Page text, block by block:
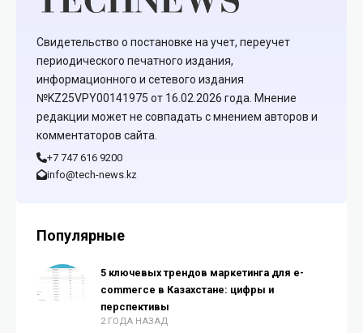
Свидетельство о постановке на учет, переучет
периодического печатного издания,
информационного и сетевого издания
№KZ25VPY00141975 от 16.02.2026 года. Мнение
редакции может не совпадать с мнением авторов и
комментаторов сайта.
+7 747 616 9200
info@tech-news.kz
Популярные
5 ключевых трендов маркетинга для e-
commerce в Казахстане: цифры и
перспективы
2 ГОДА НАЗАД